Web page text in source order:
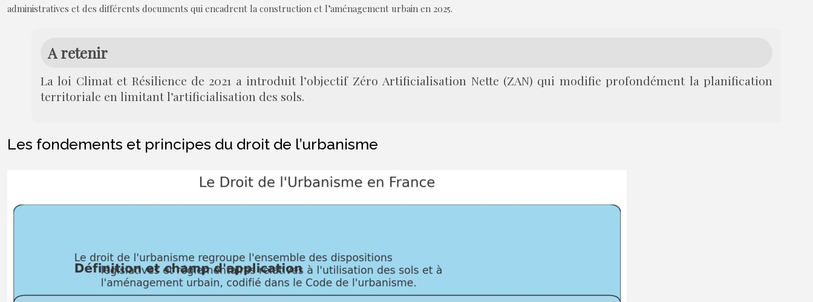
administratives et des différents documents qui encadrent la construction et l’aménagement urbain en 2025.
A retenir
La loi Climat et Résilience de 2021 a introduit l’objectif Zéro Artificialisation Nette (ZAN) qui modifie profondément la planification
territoriale en limitant l’artificialisation des sols.
Les fondements et principes du droit de l’urbanisme